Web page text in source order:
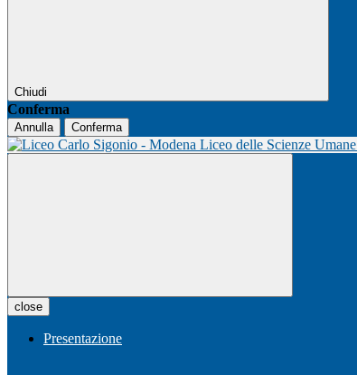
Chiudi
Conferma
Annulla Conferma
Liceo delle Scienze Umane
close
Presentazione